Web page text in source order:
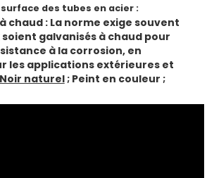
des tubes en acier :
chaud: La norme exige souvent
galvanisés à chaud pour
à la corrosion, en
les applications extérieures et
Noir naturel; Peint en couleur ;